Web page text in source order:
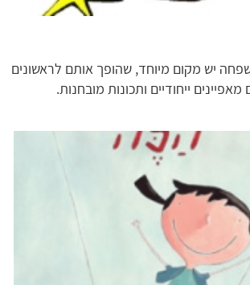
יש מקום מיוחד, שהופך אותם לראשונים
ייחודיים ותכונות מובחנות.